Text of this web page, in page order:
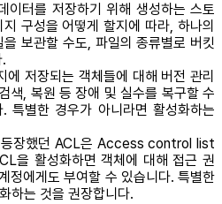
이터를 저장하기 위해 생성하는 스토
구성을 어떻게 할지에 따라, 하나의
보관할 수도, 파일의 종류별로 버킷
에 저장되는 객체들에 대해 버전 관리
색, 복원 등 장애 및 실수를 복구할 수
특별한 경우가 아니라면 활성화하는
등장했던 ACL은 Access control list
을 활성화하면 객체에 대해 접근 권
정에게도 부여할 수 있습니다. 특별한
하는 것을 권장합니다.